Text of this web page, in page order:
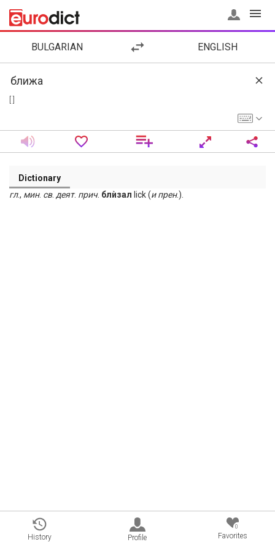
BULGARIAN ENGLISH
Dictionary
гл., мин. св. деят. прич. блѝзал lick (и прен.).
History Profile
0
Favorites